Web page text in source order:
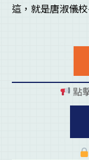
這，就是唐淑儀
點